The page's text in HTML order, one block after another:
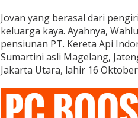
r
a
b
h
i
n
g
Jovan yang berasal dari
keluarga kaya. Ayahnya,
pensiunan PT. Kereta Api
Sumartini asli Magelang,
Jakarta Utara, lahir 16